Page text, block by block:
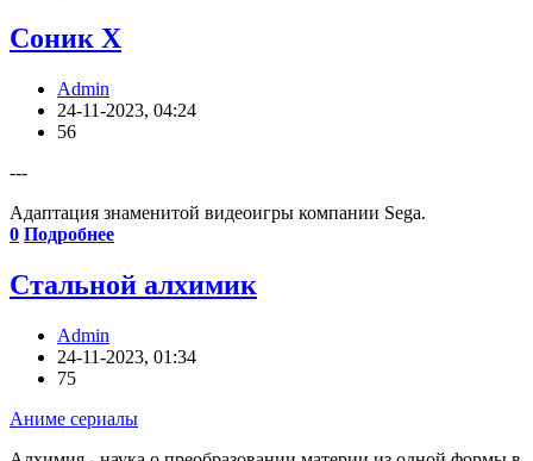
Соник X
Admin
24-11-2023, 04:24
56
---
Адаптация знаменитой видеоигры компании Sega.
0 Подробнее
Стальной алхимик
Admin
24-11-2023, 01:34
75
Аниме сериалы